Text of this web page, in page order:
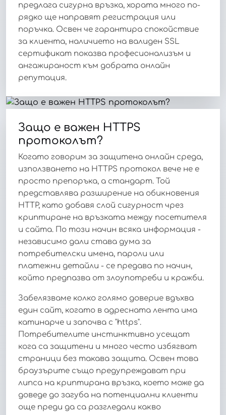
предлага сигурна връзка, хората много по-
рядко ще направят регистрация или
поръчка. Освен че гарантира спокойствие
за клиента, наличието на валиден SSL
сертификат показва професионализъм и
ангажираност към добрата онлайн
репутация.
Защо е важен HTTPS
протоколът?
Когато говорим за защитена онлайн среда,
използването на HTTPS протокол вече не е
просто препоръка, а стандарт. Той
представлява разширение на обикновения
HTTP, като добавя слой сигурност чрез
криптиране на връзката между посетителя
и сайта. По този начин всяка информация -
независимо дали става дума за
потребителски имена, пароли или
платежни детайли - се предава по начин,
който предпазва от злоупотреби и кражби.
Забелязваме колко голямо доверие вдъхва
един сайт, когато в адресната лента има
катинарче и започва с "https".
Потребителите инстинктивно усещат
кога са защитени и много често избягват
страници без такава защита. Освен това
браузърите също предупреждават при
липса на криптирана връзка, което може да
доведе до загуба на потенциални клиенти
още преди да са разгледали какво